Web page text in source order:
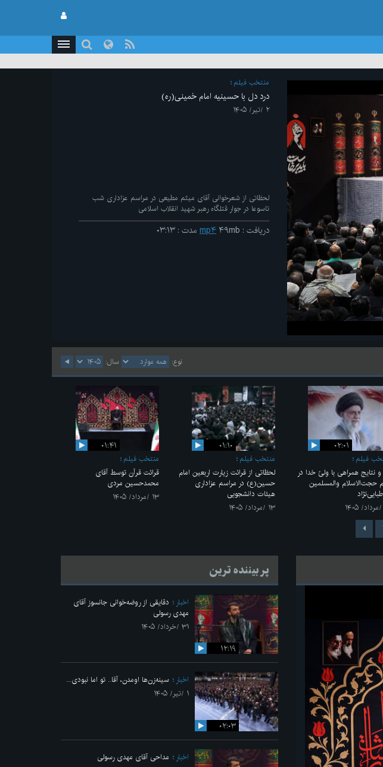
منتخب فیلم
درد دل با حسینیه امام خمینی(ره)
۲ /تیر/ ۱۴۰۵
لحظاتی از شعرخوانی آقای میثم مطیعی در مراسم عزاداری شب
تاسوعا در جوار قتلگاه رهبر شهید انقلاب اسلامی
دریافت : mp۴ ۴۹mb مدت : ۰۳:۱۳
نوع: سال:
۰۲:۰۱
فیلم
و نتایج همراهی با ولیّ خدا در
حجت‌الاسلام والمسلمین
۰۱:۱۰
منتخب فیلم
لحظاتی از قرائت زیارت اربعین امام
حسین(ع) در مراسم عزاداری
هیئات دانشجویی
۱۳ /مرداد/ ۱۴۰۵
۰۱:۴۱
منتخب فیلم
قرائت قرآن توسط آقای
محمدحسین مردی
۱۳ /مرداد/ ۱۴۰۵
پر بیننده ترین
۱۲:۱۹
اخبار
دقایقی از روضه‌خوانی جانسوز آقای
مهدی رسولی
۳۱ /خرداد/ ۱۴۰۵
۰۲:۰۳
اخبار
سینه‌زن‌ها اومدن،‌ آقا.. تو اما نبودی...
۱ /تیر/ ۱۴۰۵
اخبار
مداحی آقای مهدی رسولی